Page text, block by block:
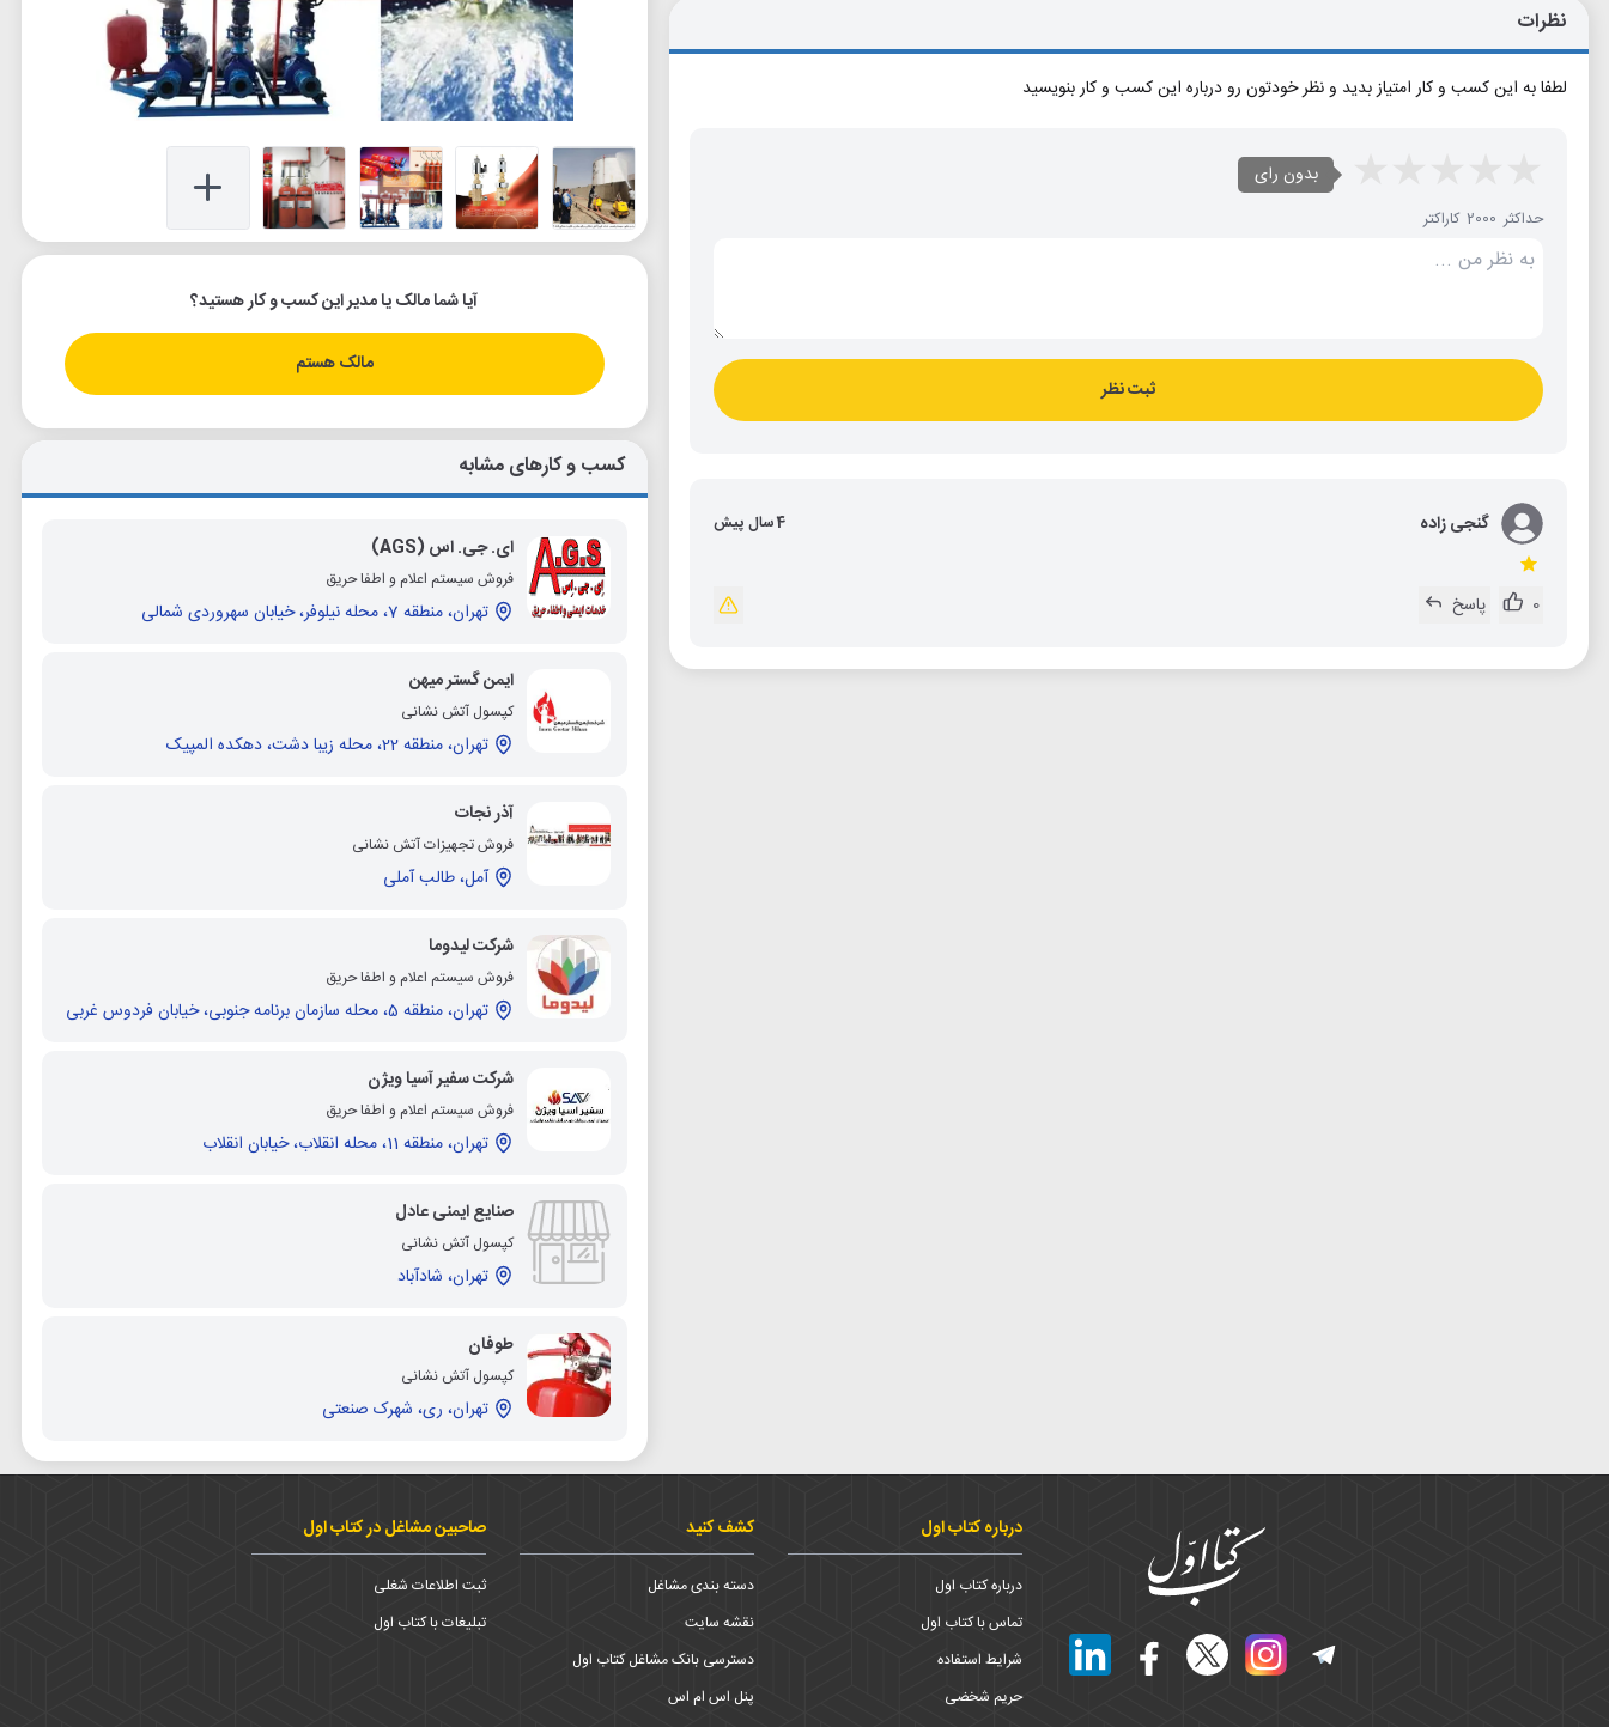
نظرات
لطفا به این کسب و کار امتیاز بدید و نظر خودتون رو درباره این کسب و کار بنویسید
بدون رای
حداکثر 2000 کاراکتر
ثبت نظر
گنجی زاده 4 سال پیش
0 پاسخ
آیا شما مالک یا مدیر این کسب و کار هستید؟
مالک هستم
کسب و کارهای مشابه
ای. جی. اس (AGS)
فروش سیستم اعلام و اطفا حریق
تهران، منطقه 7، محله نیلوفر، خیابان سهروردی شمالی
ایمن گستر میهن
کپسول آتش نشانی
تهران، منطقه 22، محله زیبا دشت، دهکده المپیک
آذر نجات
فروش تجهیزات آتش نشانی
آمل، طالب آملی
شرکت لیدوما
فروش سیستم اعلام و اطفا حریق
تهران، منطقه 5، محله سازمان برنامه جنوبی، خیابان فردوس غربی
شرکت سفیر آسیا ویژن
فروش سیستم اعلام و اطفا حریق
تهران، منطقه 11، محله انقلاب، خیابان انقلاب
صنایع ایمنی عادل
کپسول آتش نشانی
تهران، شادآباد
طوفان
کپسول آتش نشانی
تهران، ری، شهرک صنعتی
درباره کتاب اول
درباره کتاب اول
تماس با کتاب اول
شرایط استفاده
حریم شخضی
کشف کنید
دسته بندی مشاغل
نقشه سایت
دسترسی بانک مشاغل کتاب اول
پنل اس ام اس
صاحبین مشاغل در کتاب اول
ثبت اطلاعات شغلی
تبلیغات با کتاب اول